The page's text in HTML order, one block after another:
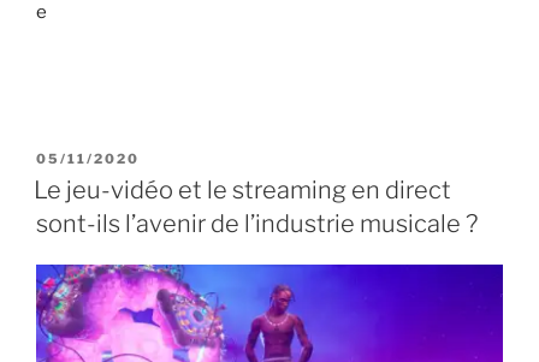
e
P
U
B
L
É
L
E
05/11/2020
Le jeu-vidéo et le streaming en direct
sont-ils l’avenir de l’industrie musicale ?